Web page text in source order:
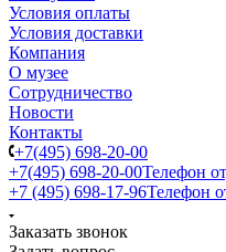
Условия оплаты
Условия доставки
Компания
О музее
Сотрудничество
Новости
Контакты
+7(495) 698-20-00
+7(495) 698-20-00Телефон
+7 (495) 698-17-96Телефон
Заказать звонок